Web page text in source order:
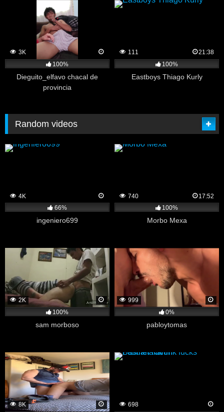
3K
100%
Dieguito_elfavo chacal de
provincia
111
21:38
100%
Eastboys Thiago Kurly
Random videos
4K
66%
ingeniero699
740
17:52
100%
Morbo Mexa
2K
100%
sam morboso
999
0%
pabloytomas
8K
698